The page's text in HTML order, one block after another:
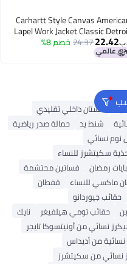
Carhartt Style Canvas
Lapel Work Jacket Classic
Jacket Men'S And
Hooded Top
24.37خصم 8%
فستان داخلي تقليدي
شنط يد
حمالة صدر رياضية
للنساء
فساتين محتشمة
للنساء
قفطان
جيوردانو
حقائب تومي هيلفيغر
نايك
من أونيتسوكا تايجر
من أديداس
من سكيتشرز